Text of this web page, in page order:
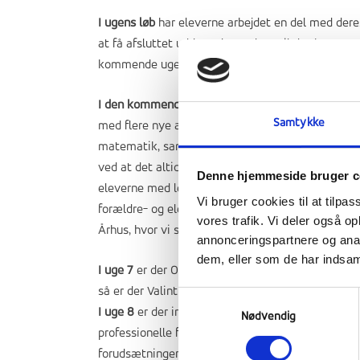
Samtykke
Denne hjemmeside bruger
Vi bruger cookies til at
vores trafik. Vi deler også
annonceringspartnere og
dem, eller som de har
Nødvendig
I ugens løbhar eleverne arbejdet en del med
at få afsluttet uddannelsesvalget til det
kommende uger frem til den 1. marts, som er
I den kommende ugeer der helt almindelig
med flere nye ansigter: Steffanie Tenroe er ny
matematik, samt ved aftenaktiviteter. Og så
ved at det altid giver mere overskud at have
eleverne med lektier og det sociale liv. Ugen
forældre- og elevfestudvalget. Samme fredag
Århus, hvor vi skal se den roste Gasolin
I uge 7 er der OSO (Obligatorisk Selvvalgt
så er der Valintines Weekend, som bliver mega
I uge 8 er der investeret stort i to spændende
professionelle formidlere og alle kommer
forudsætninger for at lave nogle flotte